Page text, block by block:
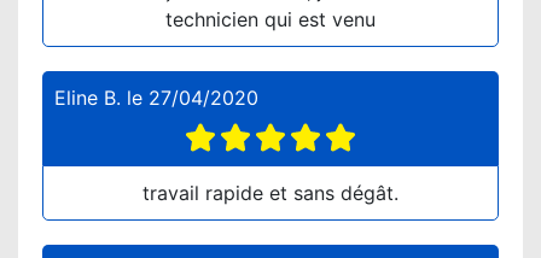
technicien qui est venu
Eline B. le 27/04/2020
travail rapide et sans dégât.